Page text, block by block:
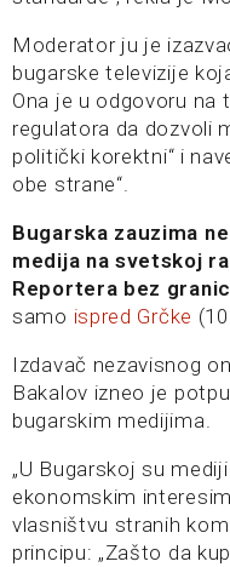
Moderator ju je
bugarske televizije
Ona je u odgovoru na
regulatora da dozvoli
politički korektni“ i
obe strane“.
Bugarska zauzima
medija na svetskoj
Reportera bez
samo ispred Grčke
Izdavač nezavisnog
Bakalov izneo je
bugarskim medijima.
„U Bugarskoj su
ekonomskim
vlasništvu stranih
principu: „Zašto da